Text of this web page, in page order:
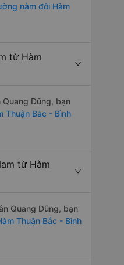
nằm đôi Hàm
từ Hàm
Dũng, bạn
Thuận Bắc - Bình
từ Hàm
Quang Dũng, bạn
Thuận Bắc - Bình